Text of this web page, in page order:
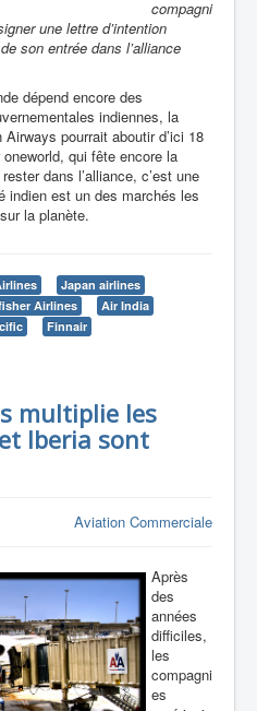
compagni
une lettre d’intention
son entrée dans l’alliance
dépend encore des
indiennes, la
pourrait aboutir d’ici 18
qui fête encore la
dans l’alliance, c’est une
indien est un des marchés les
la planète.
Japan airlines
Airlines
Air India
Finnair
multiplie les
Iberia sont
Aviation Commerciale
Après
des
années
difficiles,
les
compagni
es